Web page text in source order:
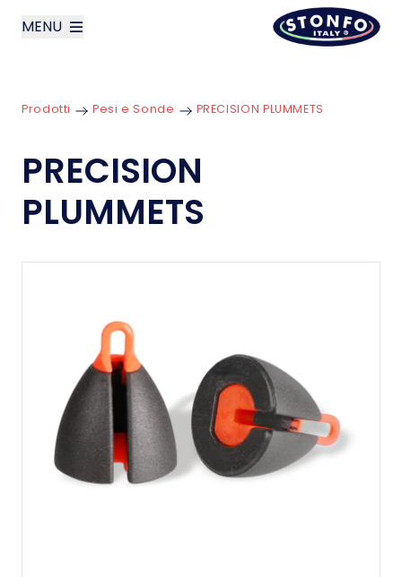
MENU
Prodotti
News
Prodotti Pesi e Sonde PRECISION PLUMMETS
PRECISION
PLUMMETS